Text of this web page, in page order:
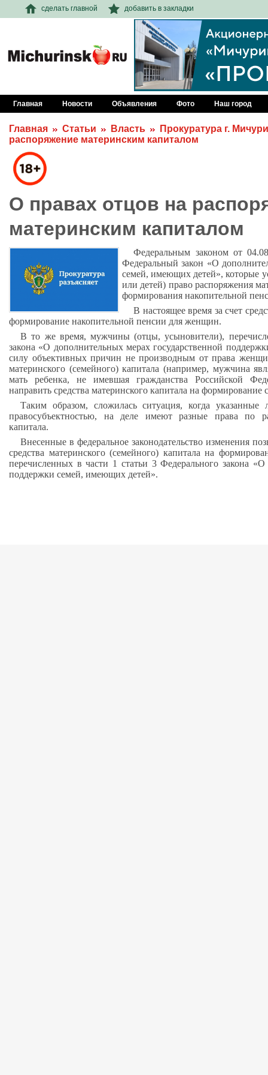
сделать главной добавить в закладки
Главная Новости Объявления Фото Наш город
Главная Статьи Власть
Прокуратура г.
распоряжение материнским капиталом
О правах отцов на
материнским капиталом
Федеральным законом от
Федеральный закон «О
семей, имеющих детей»,которые
или детей) право распоряжения
формирования накопительной
В настоящее время за счет
формирование накопительной пенсии для женщин.
В то же время, мужчины (отцы, усыновители),
закона «О дополнительных мерах государственной
силу объективных причин не производным от права
материнского (семейного) капитала (например, мужчина
мать ребенка, не имевшая гражданства Российской
направить средства материнского капитала на
Таким образом, сложилась ситуация, когда
правосубъектностью, на деле имеют разные права по
капитала.
Внесенные в федеральное законодательство изменения
средства материнского (семейного) капитала на
перечисленных в части 1 статьи 3 Федерального закона «О
поддержки семей, имеющих детей».